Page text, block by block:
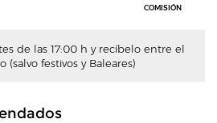
COMISIÓN
de las 17:00 h y recíbelo entre el
(salvo festivos y Baleares)